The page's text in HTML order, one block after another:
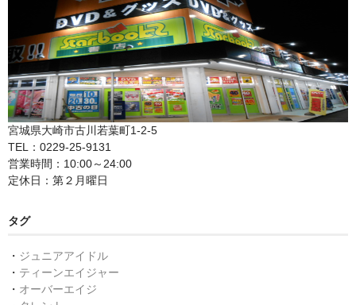
宮城県大崎市古川若葉町1-2-5
TEL：0229-25-9131
営業時間：10:00～24:00
定休日：第２月曜日
タグ
・ ジュニアアイドル
・ ティーンエイジャー
・ オーバーエイジ